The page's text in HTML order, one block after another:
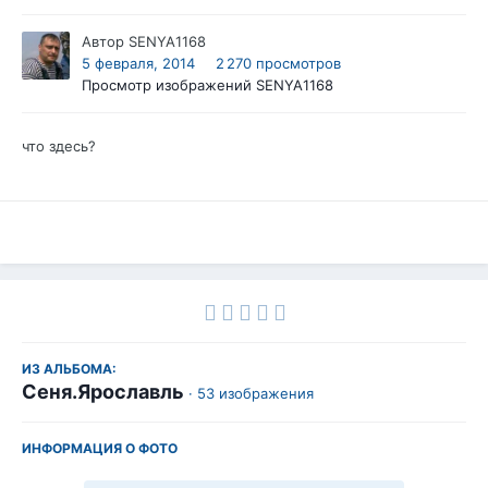
Автор SENYA1168
5 февраля, 2014
2 270 просмотров
Просмотр изображений SENYA1168
что здесь?
ИЗ АЛЬБОМА:
Сеня.Ярославль · 53 изображения
ИНФОРМАЦИЯ О ФОТО